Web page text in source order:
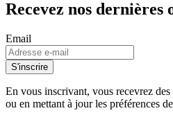
Recevez nos dernières
Email
S'inscrire
En vous inscrivant, vous recevrez
ou en mettant à jour les préférences